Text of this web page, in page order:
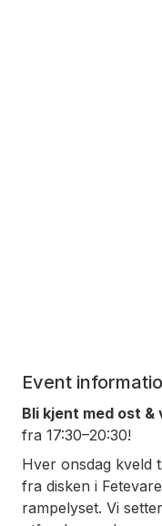
Event
Bli kjent med ost &
fra 17:30–20:30!
Hver onsdag kveld
fra disken i
rampelyset. Vi